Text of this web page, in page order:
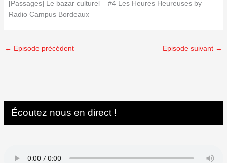
[Passages] Le bazar culturel – #4 Les Heures Heureuses by
Radio Campus Bordeaux
← Episode précédent Episode suivant →
Écoutez nous en direct !